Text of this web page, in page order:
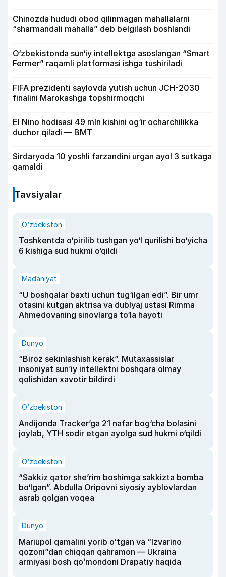
Chinozda hududi obod qilinmagan mahallalarni
“sharmandali mahalla” deb belgilash boshlandi
O‘zbekistonda sun‘iy intellektga asoslangan “Smart
Fermer” raqamli platformasi ishga tushiriladi
FIFA prezidenti saylovda yutish uchun JCH-2030
finalini Marokashga topshirmoqchi
El Nino hodisasi 49 mln kishini og‘ir ocharchilikka
duchor qiladi — BMT
Sirdaryoda 10 yoshli farzandini urgan ayol 3 sutkaga
qamaldi
Tavsiyalar
O‘zbekiston
Toshkentda o‘pirilib tushgan yo‘l qurilishi bo‘yicha
6 kishiga sud hukmi o‘qildi
Madaniyat
“U boshqalar baxti uchun tug‘ilgan edi”. Bir umr
otasini kutgan aktrisa va dublyaj ustasi Rimma
Ahmedovaning sinovlarga to‘la hayoti
Dunyo
“Biroz sekinlashish kerak”. Mutaxassislar
insoniyat sun’iy intellektni boshqara olmay
qolishidan xavotir bildirdi
O‘zbekiston
Andijonda Tracker’ga 21 nafar bog‘cha bolasini
joylab, YTH sodir etgan ayolga sud hukmi o‘qildi
O‘zbekiston
“Sakkiz qator she’rim boshimga sakkizta bomba
bo‘lgan”. Abdulla Oripovni siyosiy ayblovlardan
asrab qolgan voqea
Dunyo
Mariupol qamalini yorib oʻtgan va “Izvarino
qozoni”dan chiqqan qahramon — Ukraina
armiyasi bosh qoʻmondoni Drapatiy haqida